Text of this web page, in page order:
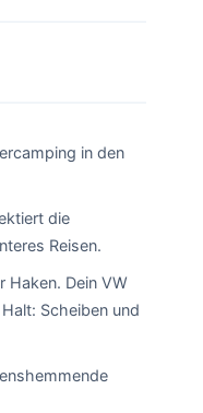
in den
die
Reisen.
Haken. Dein VW
Scheiben und